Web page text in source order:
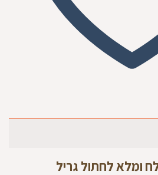
ומלא לחתול גריל